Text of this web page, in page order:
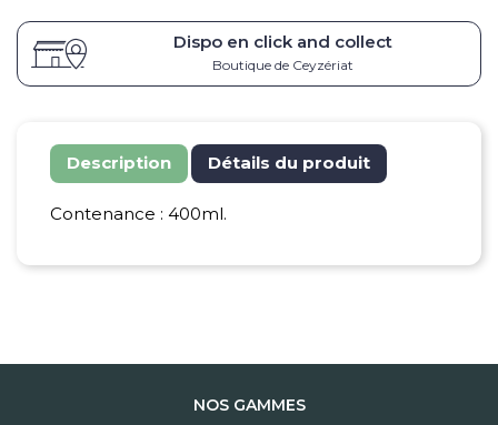
Dispo en click and collect
Boutique de Ceyzériat
Description Détails du produit
Contenance : 400ml.
NOS GAMMES